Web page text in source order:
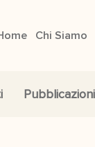
Chi Siamo
Pubblicazioni